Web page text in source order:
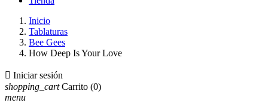
Inicio
Tablaturas
Bee Gees
How Deep Is Your Love
 Iniciar sesión
shopping_cart Carrito (0)
menu